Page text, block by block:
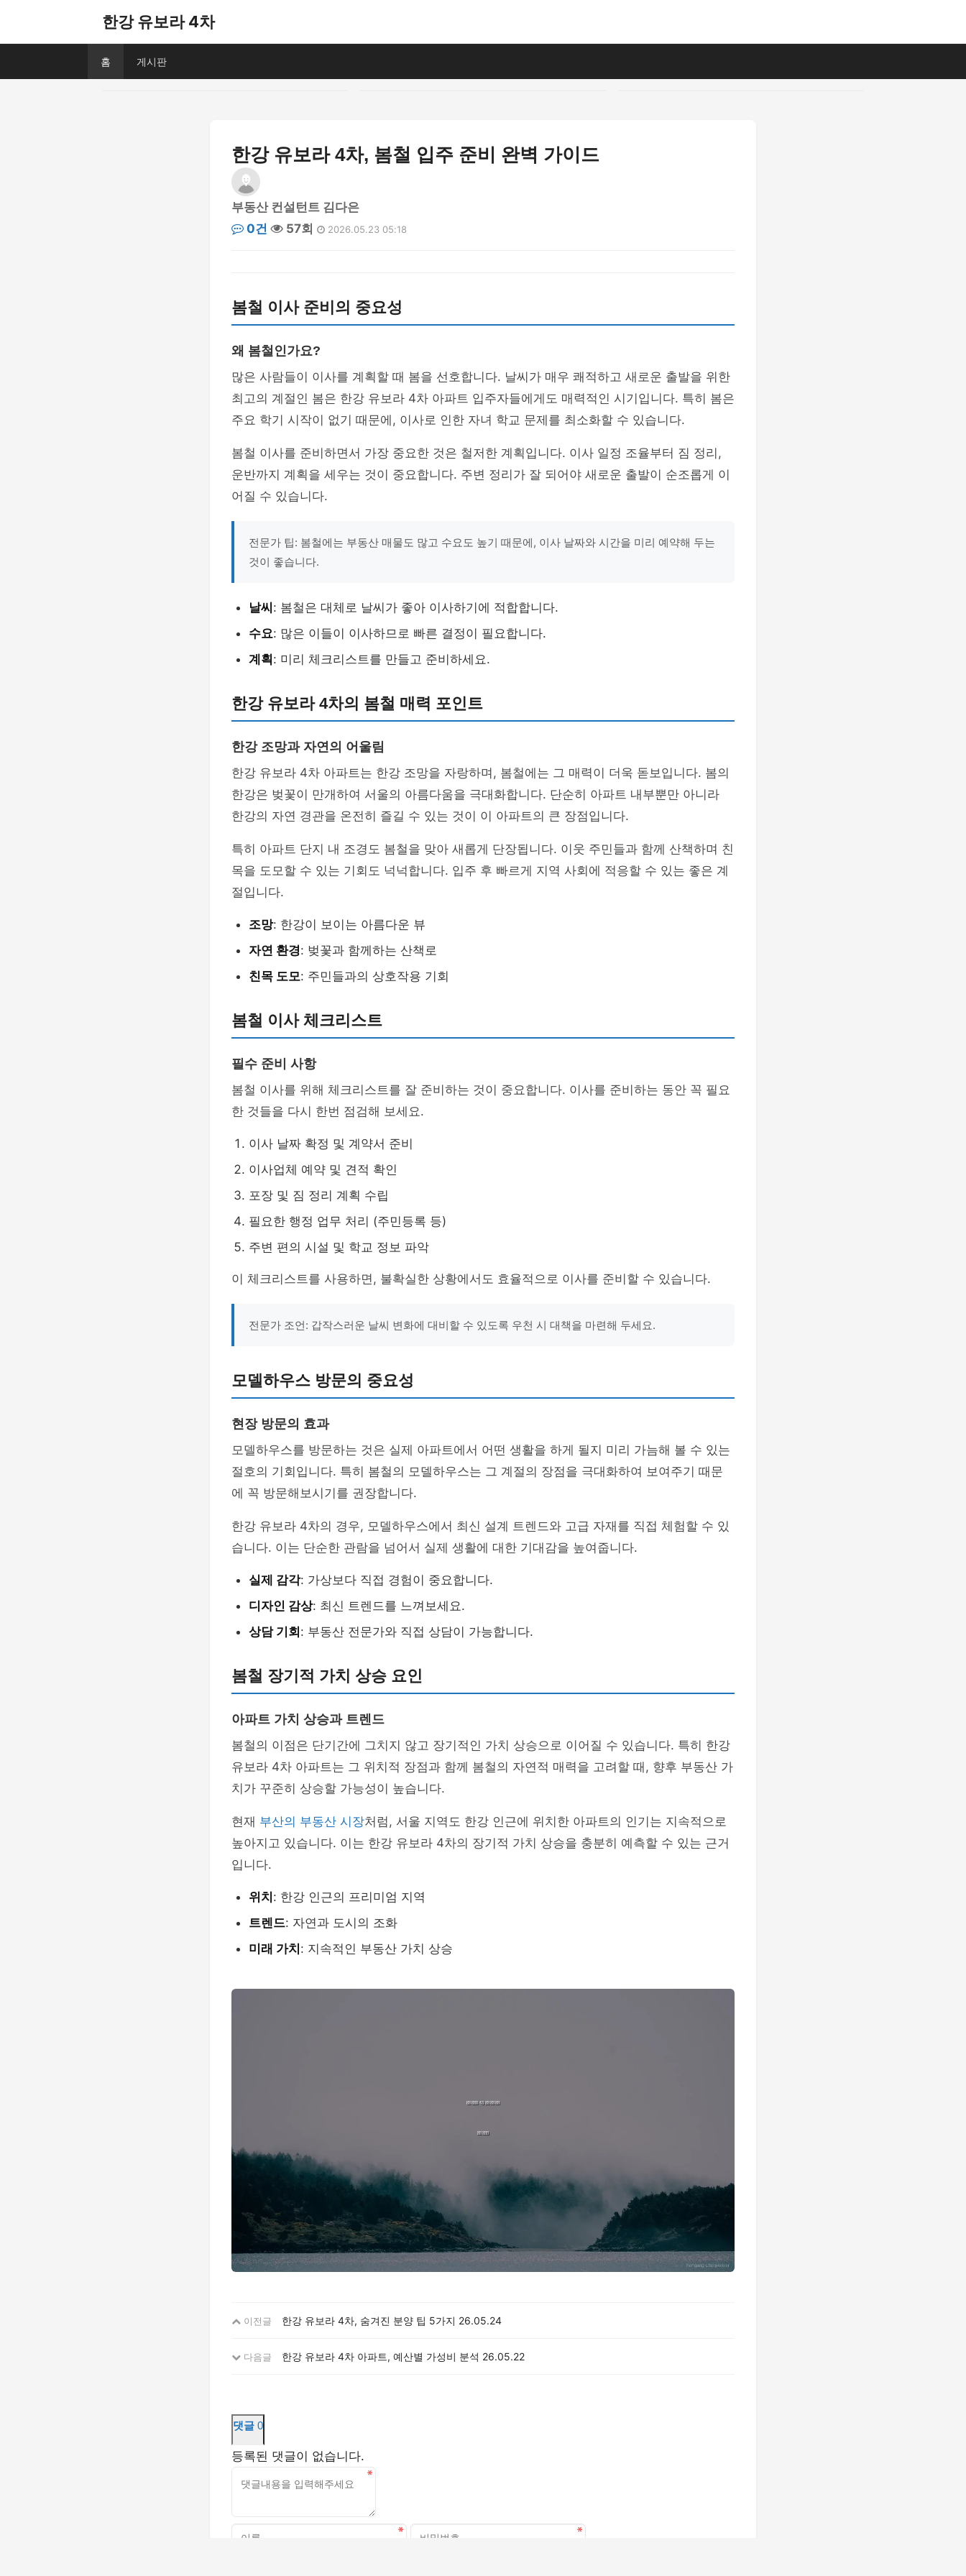
한강 유보라 4차
홈 게시판
한강 유보라 4차, 봄철 입주 준비 완벽 가이드
부동산 컨설턴트 김다은
0건
57회 2026.05.23 05:18
봄철 이사 준비의 중요성
왜 봄철인가요?
많은 사람들이 이사를 계획할 때 봄을 선호합니다. 날씨가 매우 쾌적하고 새로운 출발을 위한
최고의 계절인 봄은 한강 유보라 4차 아파트 입주자들에게도 매력적인 시기입니다. 특히 봄은
주요 학기 시작이 없기 때문에, 이사로 인한 자녀 학교 문제를 최소화할 수 있습니다.
봄철 이사를 준비하면서 가장 중요한 것은 철저한 계획입니다. 이사 일정 조율부터 짐 정리,
운반까지 계획을 세우는 것이 중요합니다. 주변 정리가 잘 되어야 새로운 출발이 순조롭게 이
어질 수 있습니다.
전문가 팁: 봄철에는 부동산 매물도 많고 수요도 높기 때문에, 이사 날짜와 시간을 미리 예약해 두는
것이 좋습니다.
날씨 : 봄철은 대체로 날씨가 좋아 이사하기에 적합합니다.
수요: 많은 이들이 이사하므로 빠른 결정이 필요합니다.
계획 : 미리 체크리스트를 만들고 준비하세요.
한강 유보라 4차의 봄철 매력 포인트
한강 조망과 자연의 어울림
한강 유보라 4차 아파트는 한강 조망을 자랑하며, 봄철에는 그 매력이 더욱 돋보입니다. 봄의
한강은 벚꽃이 만개하여 서울의 아름다움을 극대화합니다. 단순히 아파트 내부뿐만 아니라
한강의 자연 경관을 온전히 즐길 수 있는 것이 이 아파트의 큰 장점입니다.
특히 아파트 단지 내 조경도 봄철을 맞아 새롭게 단장됩니다. 이웃 주민들과 함께 산책하며 친
목을 도모할 수 있는 기회도 넉넉합니다. 입주 후 빠르게 지역 사회에 적응할 수 있는 좋은 계
절입니다.
조망: 한강이 보이는 아름다운 뷰
자연 환경: 벚꽃과 함께하는 산책로
친목 도모: 주민들과의 상호작용 기회
봄철 이사 체크리스트
필수 준비 사항
봄철 이사를 위해 체크리스트를 잘 준비하는 것이 중요합니다. 이사를 준비하는 동안 꼭 필요
한 것들을 다시 한번 점검해 보세요.
이사 날짜 확정 및 계약서 준비
이사업체 예약 및 견적 확인
포장 및 짐 정리 계획 수립
필요한 행정 업무 처리 (주민등록 등)
주변 편의 시설 및 학교 정보 파악
이 체크리스트를 사용하면, 불확실한 상황에서도 효율적으로 이사를 준비할 수 있습니다.
전문가 조언: 갑작스러운 날씨 변화에 대비할 수 있도록 우천 시 대책을 마련해 두세요.
모델하우스 방문의 중요성
현장 방문의 효과
모델하우스를 방문하는 것은 실제 아파트에서 어떤 생활을 하게 될지 미리 가늠해 볼 수 있는
절호의 기회입니다. 특히 봄철의 모델하우스는 그 계절의 장점을 극대화하여 보여주기 때문
에 꼭 방문해보시기를 권장합니다.
한강 유보라 4차의 경우, 모델하우스에서 최신 설계 트렌드와 고급 자재를 직접 체험할 수 있
습니다. 이는 단순한 관람을 넘어서 실제 생활에 대한 기대감을 높여줍니다.
실제 감각: 가상보다 직접 경험이 중요합니다.
디자인 감상: 최신 트렌드를 느껴보세요.
상담 기회 : 부동산 전문가와 직접 상담이 가능합니다.
봄철 장기적 가치 상승 요인
아파트 가치 상승과 트렌드
봄철의 이점은 단기간에 그치지 않고 장기적인 가치 상승으로 이어질 수 있습니다. 특히 한강
유보라 4차 아파트는 그 위치적 장점과 함께 봄철의 자연적 매력을 고려할 때, 향후 부동산 가
치가 꾸준히 상승할 가능성이 높습니다.
현재 부산의 부동산 시장처럼, 서울 지역도 한강 인근에 위치한 아파트의 인기는 지속적으로
높아지고 있습니다. 이는 한강 유보라 4차의 장기적 가치 상승을 충분히 예측할 수 있는 근거
입니다.
위치 : 한강 인근의 프리미엄 지역
트렌드: 자연과 도시의 조화
미래 가치 : 지속적인 부동산 가치 상승
이전글 한강 유보라 4차, 숨겨진 분양 팁 5가지 26.05.24
다음글 한강 유보라 4차 아파트, 예산별 가성비 분석 26.05.22
댓글 0
등록된 댓글이 없습니다.